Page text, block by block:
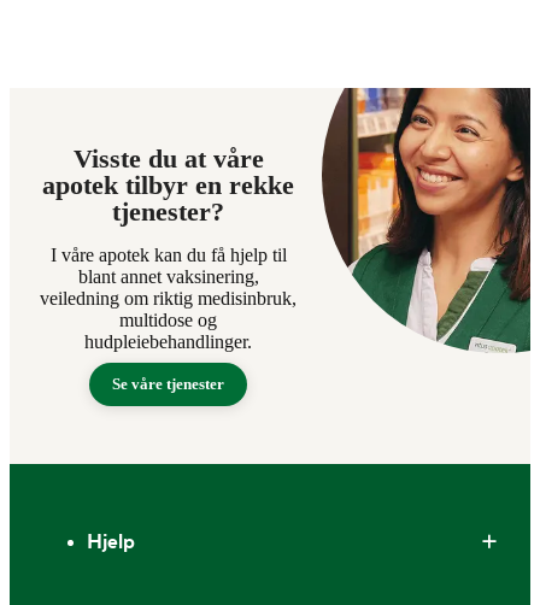
Visste du at våre
apotek tilbyr en rekke
tjenester?
I våre apotek kan du få hjelp til
blant annet vaksinering,
veiledning om riktig medisinbruk,
multidose og
hudpleiebehandlinger.
Se våre tjenester
Hjelp